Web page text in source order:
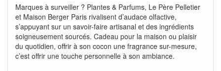
Marques à surveiller ? Plantes & Parfums, Le Père Pelletier
et Maison Berger Paris rivalisent d’audace olfactive,
s’appuyant sur un savoir-faire artisanal et des ingrédients
soigneusement sourcés. Cadeau pour la maison ou plaisir
du quotidien, offrir à son cocon une fragrance sur-mesure,
c’est offrir une touche personnelle à son ambiance.